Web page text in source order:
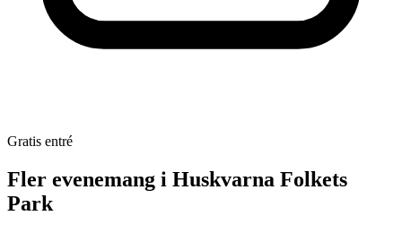
Gratis entré
Fler evenemang i Huskvarna Folkets
Park